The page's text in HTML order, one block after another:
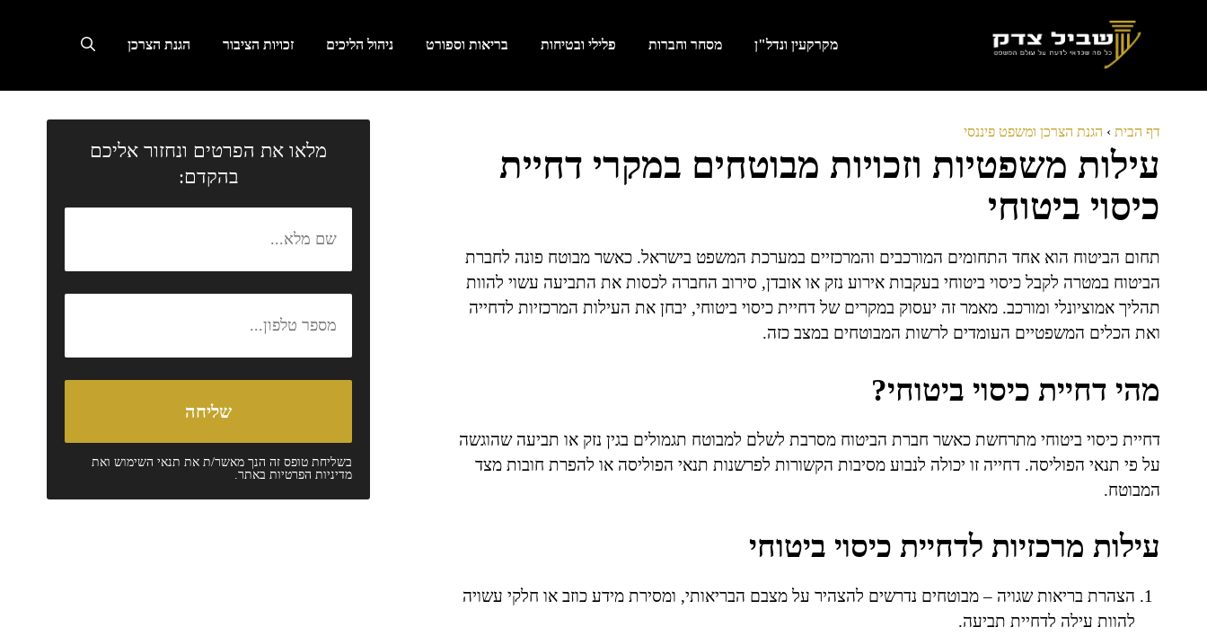
מקרקעין ונדל"ן מסחר וחברות פלילי ובטיחות בריאות וספורט ניהול הליכים זכויות הציבור הגנת הצרכן
דף הבית › הגנת הצרכן ומשפט פיננסי
עילות משפטיות וזכויות מבוטחים במקרי דחיית
כיסוי ביטוחי
תחום הביטוח הוא אחד התחומים המורכבים והמרכזיים במערכת המשפט בישראל. כאשר מבוטח פונה לחברת
הביטוח במטרה לקבל כיסוי ביטוחי בעקבות אירוע נזק או אובדן, סירוב החברה לכסות את התביעה עשוי להוות
תהליך אמוציונלי ומורכב. מאמר זה יעסוק במקרים של דחיית כיסוי ביטוחי, יבחן את העילות המרכזיות לדחייה
ואת הכלים המשפטיים העומדים לרשות המבוטחים במצב כזה.
מהי דחיית כיסוי ביטוחי?
דחיית כיסוי ביטוחי מתרחשת כאשר חברת הביטוח מסרבת לשלם למבוטח תגמולים בגין נזק או תביעה שהוגשה
על פי תנאי הפוליסה. דחייה זו יכולה לנבוע מסיבות הקשורות לפרשנות תנאי הפוליסה או להפרת חובות מצד
המבוטח.
עילות מרכזיות לדחיית כיסוי ביטוחי
הצהרת בריאות שגויה – מבוטחים נדרשים להצהיר על מצבם הבריאותי, ומסירת מידע כוזב או חלקי עשויה
להוות עילה לדחיית תביעה.
מלאו את הפרטים ונחזור אליכם
בהקדם:
בשליחת טופס זה הנך מאשר/ת את תנאי השימושואת
מדיניות הפרטיותבאתר.